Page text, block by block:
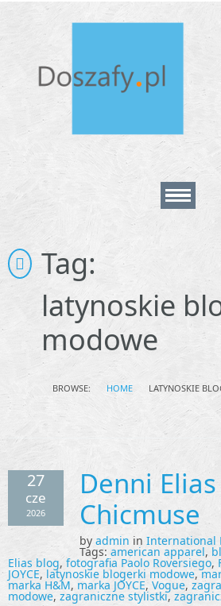
Home
About
Contact
Tag:
latynoskie
modowe
BROWSE: HOME LATYNOSKIE
27
cze
2026
Denni
Chicmuse
by admin in International
Tags: american apparel,
Elias blog, fotografia Paolo Roversiego,
JOYCE, latynoskie blogerki modowe,
marka H&M, marka JOYCE, Vogue,
modowe, zagraniczne stylistki,